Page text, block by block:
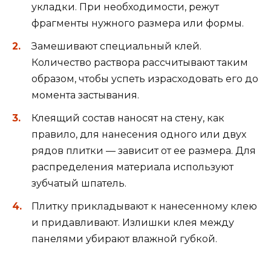
укладки. При необходимости, режут
фрагменты нужного размера или формы.
Замешивают специальный клей.
Количество раствора рассчитывают таким
образом, чтобы успеть израсходовать его до
момента застывания.
Клеящий состав наносят на стену, как
правило, для нанесения одного или двух
рядов плитки — зависит от ее размера. Для
распределения материала используют
зубчатый шпатель.
Плитку прикладывают к нанесенному клею
и придавливают. Излишки клея между
панелями убирают влажной губкой.